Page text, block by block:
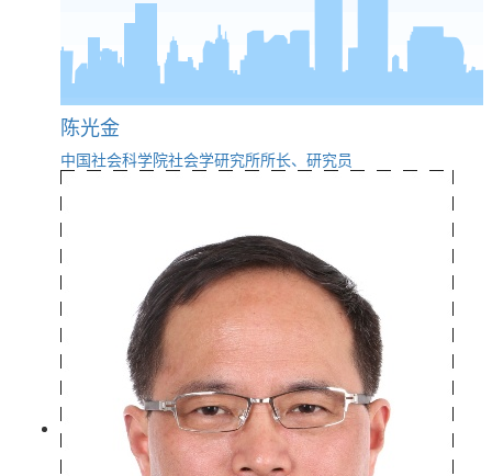
陈光金
中国社会科学院社会学研究所所长、研究员